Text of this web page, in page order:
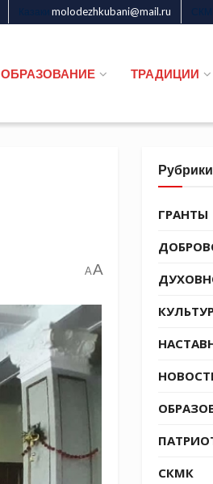
molodezhkubani@mail.ru
ОБРАЗОВАНИЕ ТРАДИЦИИ
AA
ГРАНТЫ
СКМК